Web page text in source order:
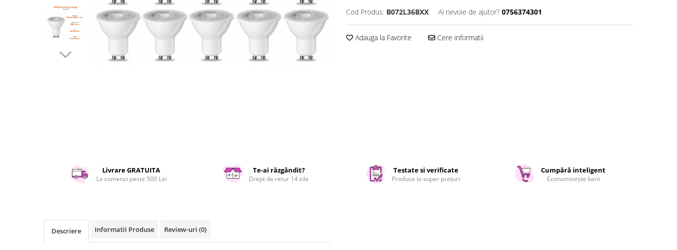
Hobby-uri creative
Iluminat & Electrice
Kit-uri automatizari porti si usi
Scule electrice si unelte
Silicon, spume si solutii tehnice
Uscatoare rufe
Utilaje si materiale de constructii
Laptop, Tablete & Telefoane
Cod Produs: B072L36BXX Ai nevoie de ajutor? 0756374301
Adauga la Favorite Cere informatii
Livrare GRATUITA
La comenzi peste 500 Lei
Te-ai răzgândit?
Drept de retur 14 zile
Testate si verificate
Produse la super prețuri
Cumpără inteligent
Economisește bani
Descriere Informatii Produse Review-uri (0)